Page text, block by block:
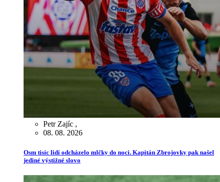
Petr Zajíc ,
08. 08. 2026
Osm tisíc lidí odcházelo mlčky do noci. Kapitán Zbrojovky pak našel
jediné výstižné slovo